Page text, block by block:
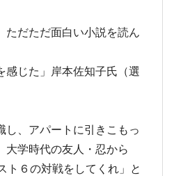
ただただ面白い小説を読ん
感じた」岸本佐知子氏（選
し、アパートに引きこもっ
大学時代の友人・忍から
ト６の対戦をしてくれ」と